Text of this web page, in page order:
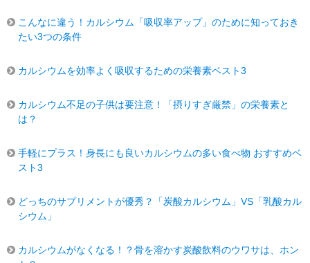
こんなに違う！カルシウム「吸収率アップ」のために知っておき
たい3つの条件
カルシウムを効率よく吸収するための栄養素ベスト3
カルシウム不足の子供は要注意！「摂りすぎ厳禁」の栄養素と
は？
手軽にプラス！身長にも良いカルシウムの多い食べ物 おすすめベ
スト3
どっちのサプリメントが優秀？「炭酸カルシウム」VS「乳酸カル
シウム」
カルシウムがなくなる！？骨を溶かす炭酸飲料のウワサは、ホン